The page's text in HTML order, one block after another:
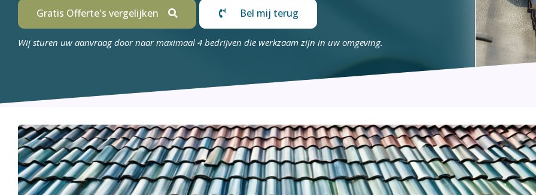
Gratis Offerte's vergelijken Bel mij terug
Wij sturen uw aanvraag door naar maximaal 4 bedrijven die werkzaam zijn in uw omgeving.